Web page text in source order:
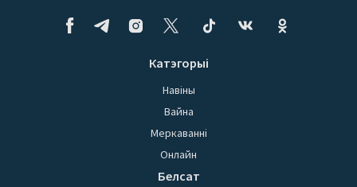
Катэгорыі
Навіны
Вайна
Меркаванні
Онлайн
Белсат